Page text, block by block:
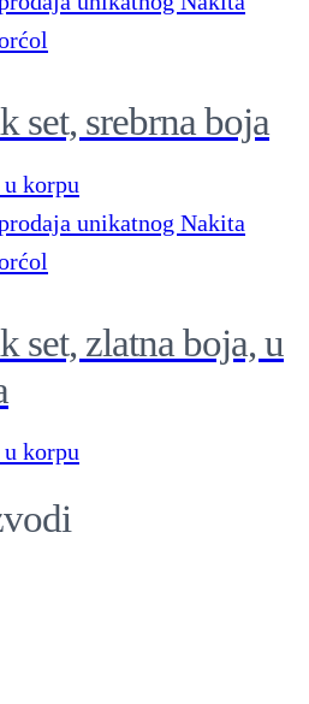
set, srebrna boja
korpu
set, zlatna boja, u
korpu